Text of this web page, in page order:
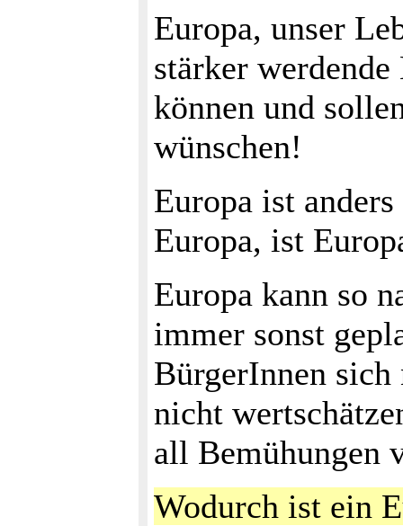
Europa, unser
stärker
können und
wünschen!
Europa ist
Europa, ist
Europa kann so
immer sonst
BürgerInnen
nicht
all Bemühungen
Wodurch ist ein